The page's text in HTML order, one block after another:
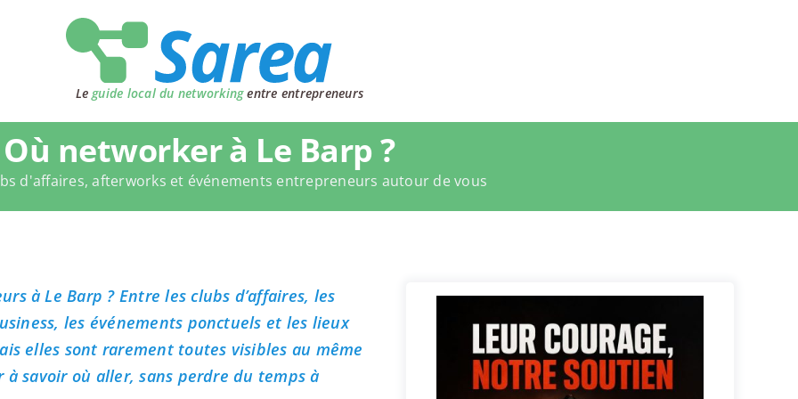
Le guide local du networkingentre entrepreneurs
Où networker à Le Barp ?
d'affaires, afterworks et événements entrepreneurs autour de vous
à Le Barp ? Entre les clubs d’affaires, les
les événements ponctuels et les lieux
elles sont rarement toutes visibles au même
savoir où aller, sans perdre du temps à